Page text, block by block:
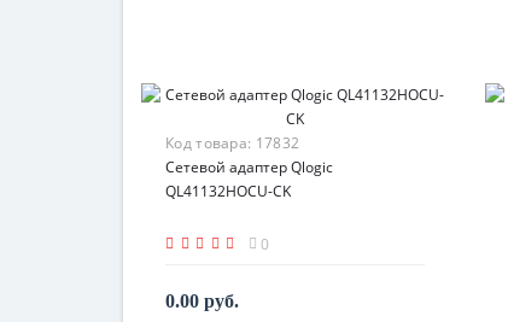
Код товара: 17832
Сетевой адаптер Qlogic
QL41132HOCU-CK
0
0.00 руб.